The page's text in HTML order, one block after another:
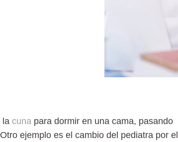
la cuna para dormir en una cama, pasando
ejemplo es el cambio del pediatra por el